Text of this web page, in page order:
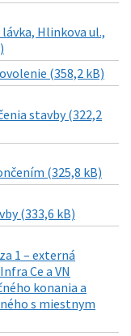
lávka, Hlinkova ul.,
(358,2 kB)
stavby (322,2
(325,8 kB)
(333,6 kB)
1 – externá
Ce a VN
konania a
s miestnym